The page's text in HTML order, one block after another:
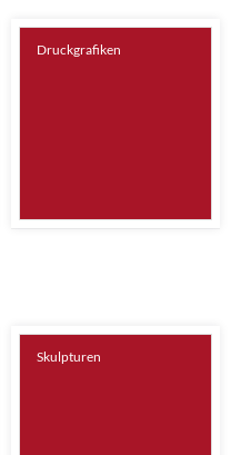
Druckgrafiken
Skulpturen